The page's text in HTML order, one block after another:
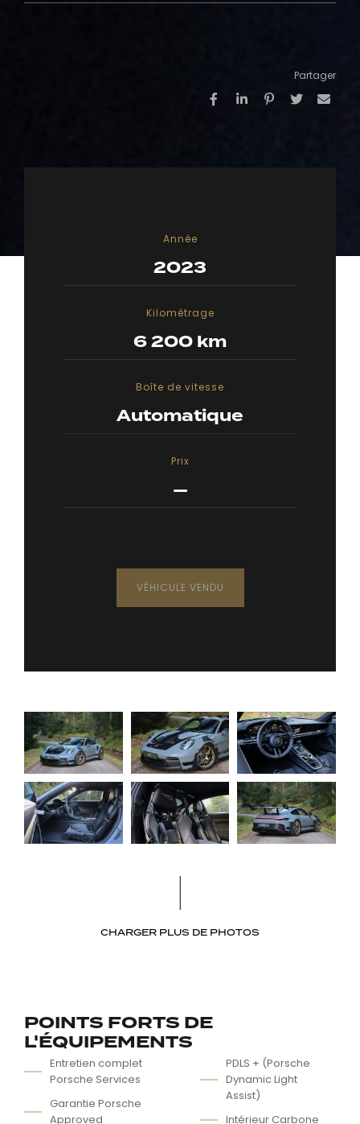
Partager
Année
2023
Kilométrage
6 200 km
Boîte de vitesse
Automatique
Prix
—
VÉHICULE VENDU
CHARGER PLUS DE PHOTOS
POINTS FORTS DE
L'ÉQUIPEMENTS
Entretien complet
Porsche Services
Garantie Porsche
Approved
PDLS + (Porsche
Dynamic Light
Assist)
Intérieur Carbone